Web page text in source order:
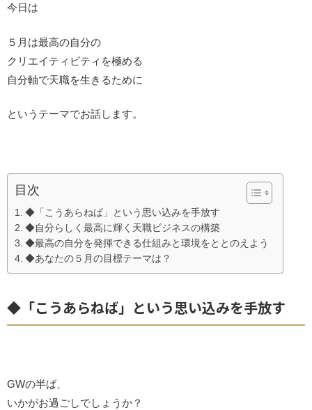
今日は
５月は最高の自分の
クリエイティビティを極める
自分軸で天職を生きるために
というテーマでお話します。
目次
◆「こうあらねば」という思い込みを手放す
◆自分らしく最高に輝く天職ビジネスの構築
◆最高の自分を発揮できる仕組みと環境をととのえよう
◆あなたの５月の目標テーマは？
◆「こうあらねば」という思い込みを手放す
GWの半ば、
いかがお過ごしでしょうか？